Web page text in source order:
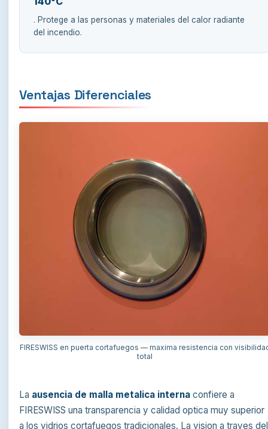
. Protege a las personas y materiales del calor radiante
del incendio.
Ventajas Diferenciales
FIRESWISS en puerta cortafuegos — maxima resistencia con
total
La ausencia de malla metalica interna confiere a
FIRESWISS una transparencia y calidad optica muy superior
a los vidrios cortafuegos tradicionales. La vision a traves del